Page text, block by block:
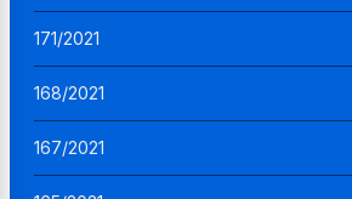
171/2021
168/2021
167/2021